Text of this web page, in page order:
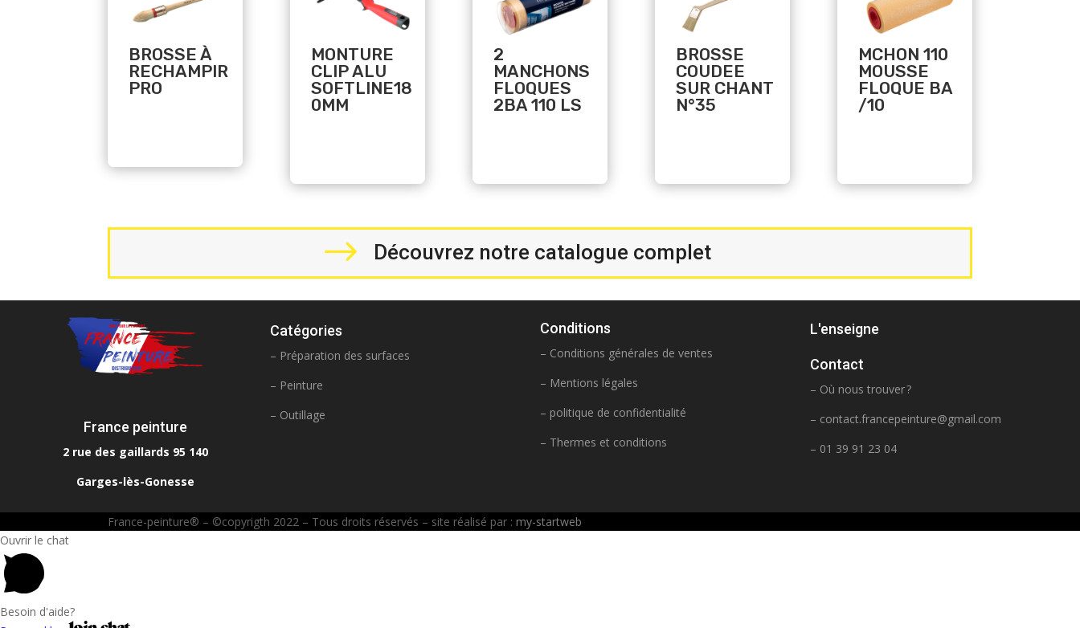
BROSSE À
RECHAMPIR
PRO
MONTURE
CLIP ALU
SOFTLINE18
0MM
2
MANCHONS
FLOQUES
2BA 110 LS
BROSSE
COUDEE
SUR CHANT
N°35
MCHON 110
MOUSSE
FLOQUE BA
/10
$ Découvrez notre catalogue complet
France peinture
2 rue des gaillards 95 140
Garges-lès-Gonesse
Catégories
– Préparation des surfaces
– Peinture
– Outillage
Conditions
– Conditions générales de ventes
– Mentions légales
– politique de confidentialité
– Thermes et conditions
L'enseigne
Contact
– Où nous trouver ?
– contact.francepeinture@gmail.com
– 01 39 91 23 04
France-peinture® – ©copyrigth 2022 – Tous droits réservés – site réalisé par : my-startweb
Ouvrir le chat
Besoin d'aide?